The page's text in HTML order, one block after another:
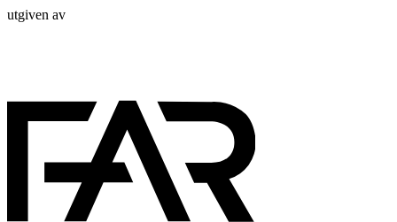
utgiven av